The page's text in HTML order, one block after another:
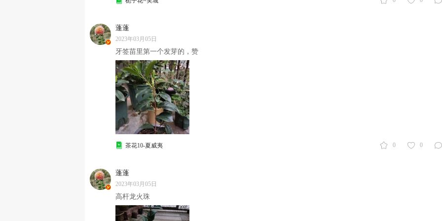
蓬蓬
2023年03月05日
牙签苗里第一个发芽的，赞
0 0
茶花10-夏威夷
蓬蓬
2023年03月05日
高杆龙火珠